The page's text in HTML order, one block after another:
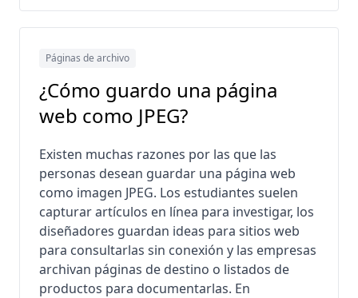
Páginas de archivo
¿Cómo guardo una página
web como JPEG?
Existen muchas razones por las que las
personas desean guardar una página web
como imagen JPEG. Los estudiantes suelen
capturar artículos en línea para investigar, los
diseñadores guardan ideas para sitios web
para consultarlas sin conexión y las empresas
archivan páginas de destino o listados de
productos para documentarlas. En